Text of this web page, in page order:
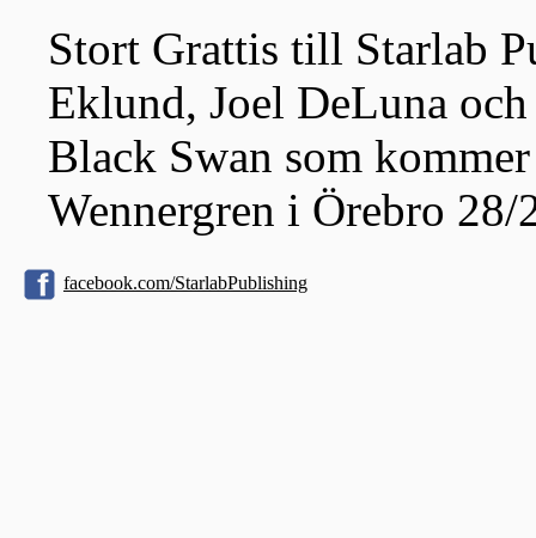
Stort Grattis till Starlab
Eklund, Joel DeLuna
Black Swan som
Wennergren i Örebro 28/
facebook.com/StarlabPublishing